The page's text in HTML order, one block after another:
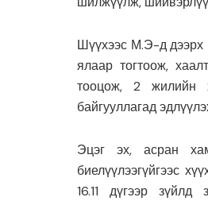
Шүүхээс М.Э-д дээрх
ялаар тогтоож,
тооцож, 2 жилийн
байгууллагад
Эцэг эх, асран
биелүүлээгүйгээс
16.11 дүгээр зүйлд